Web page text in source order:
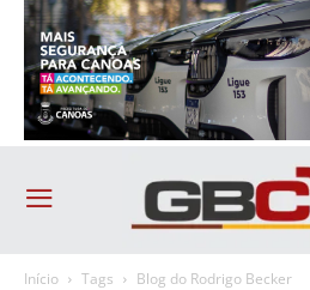
Início Tags Blog do Rodrigo Becker